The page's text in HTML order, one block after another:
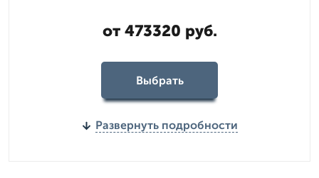
от 473320 руб.
Выбрать
Развернуть подробности